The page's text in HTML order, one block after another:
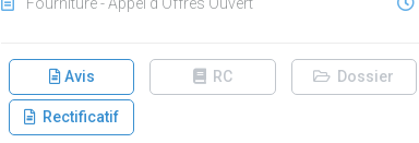
Avis RC Dossier
Rectificatif